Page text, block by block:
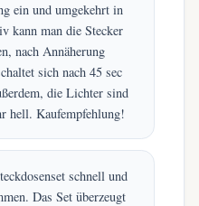
ein und umgekehrt in
kann man die Stecker
nach Annäherung
sich nach 45 sec
die Lichter sind
hell. Kaufempfehlung!
schnell und
Das Set überzeugt